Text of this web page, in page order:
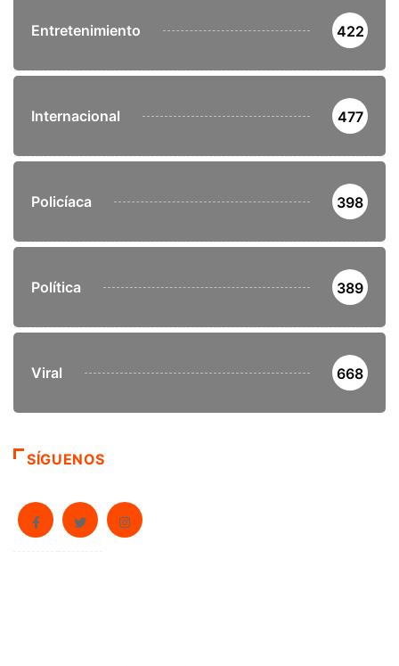
Entretenimiento 422
Internacional 477
Policíaca 398
Política 389
Viral 668
SÍGUENOS